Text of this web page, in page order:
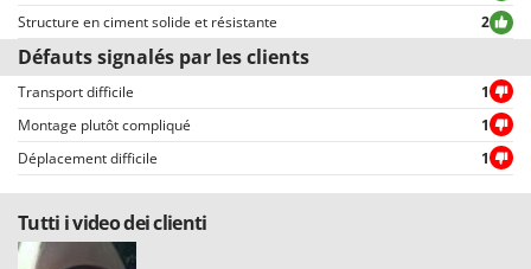
Worx
Y Yard Force
Z
Zanon
Zephir
ZGrills
Zodiac
Structure en ciment solide et résistante
2
Défauts signalés par les clients
Transport difficile
1
Montage plutôt compliqué
1
Déplacement difficile
1
Tutti i video dei clienti